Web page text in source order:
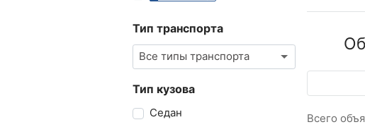
Тип транспорта
Все типы транспорта
Тип кузова
Седан
Всего